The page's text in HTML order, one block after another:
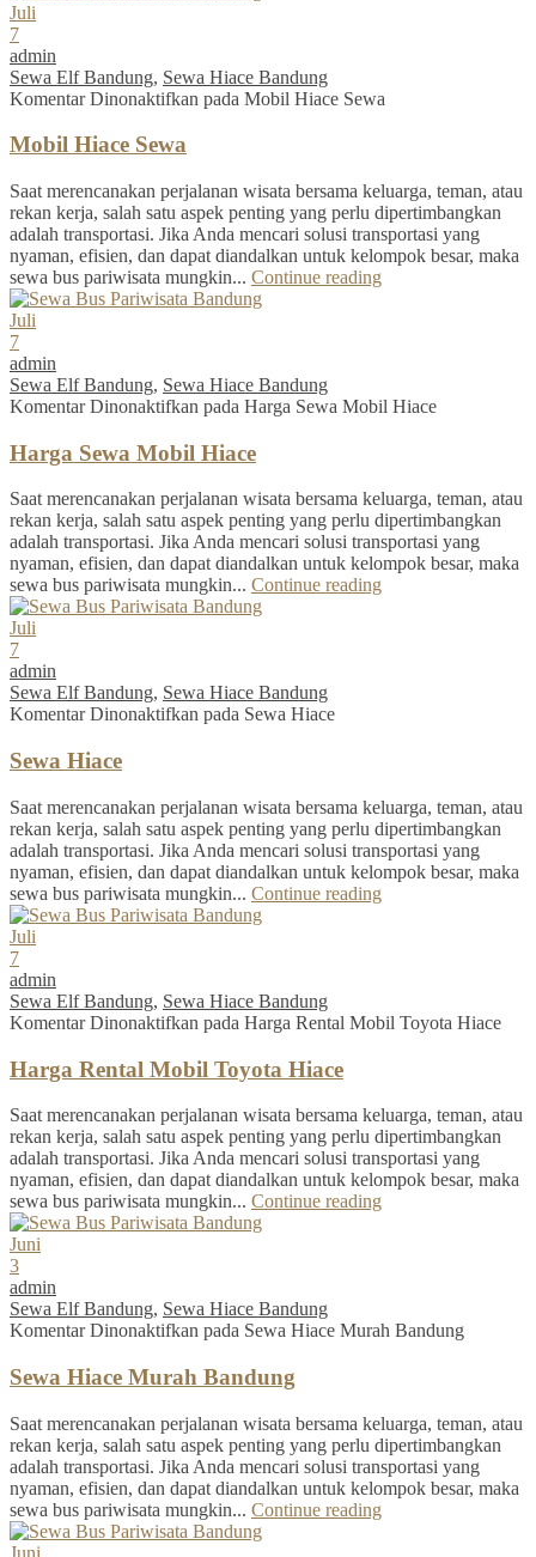
Juli
7
admin
Sewa Elf Bandung, Sewa Hiace Bandung
Komentar Dinonaktifkan pada Mobil Hiace Sewa
Mobil Hiace Sewa
Saat merencanakan perjalanan wisata bersama keluarga, teman, atau
rekan kerja, salah satu aspek penting yang perlu dipertimbangkan
adalah transportasi. Jika Anda mencari solusi transportasi yang
nyaman, efisien, dan dapat diandalkan untuk kelompok besar, maka
sewa bus pariwisata mungkin... Continue reading
Juli
7
admin
Sewa Elf Bandung, Sewa Hiace Bandung
Komentar Dinonaktifkan pada Harga Sewa Mobil Hiace
Harga Sewa Mobil Hiace
Saat merencanakan perjalanan wisata bersama keluarga, teman, atau
rekan kerja, salah satu aspek penting yang perlu dipertimbangkan
adalah transportasi. Jika Anda mencari solusi transportasi yang
nyaman, efisien, dan dapat diandalkan untuk kelompok besar, maka
sewa bus pariwisata mungkin... Continue reading
Juli
7
admin
Sewa Elf Bandung, Sewa Hiace Bandung
Komentar Dinonaktifkan pada Sewa Hiace
Sewa Hiace
Saat merencanakan perjalanan wisata bersama keluarga, teman, atau
rekan kerja, salah satu aspek penting yang perlu dipertimbangkan
adalah transportasi. Jika Anda mencari solusi transportasi yang
nyaman, efisien, dan dapat diandalkan untuk kelompok besar, maka
sewa bus pariwisata mungkin... Continue reading
Juli
7
admin
Sewa Elf Bandung, Sewa Hiace Bandung
Komentar Dinonaktifkan pada Harga Rental Mobil Toyota Hiace
Harga Rental Mobil Toyota Hiace
Saat merencanakan perjalanan wisata bersama keluarga, teman, atau
rekan kerja, salah satu aspek penting yang perlu dipertimbangkan
adalah transportasi. Jika Anda mencari solusi transportasi yang
nyaman, efisien, dan dapat diandalkan untuk kelompok besar, maka
sewa bus pariwisata mungkin... Continue reading
Juni
3
admin
Sewa Elf Bandung, Sewa Hiace Bandung
Komentar Dinonaktifkan pada Sewa Hiace Murah Bandung
Sewa Hiace Murah Bandung
Saat merencanakan perjalanan wisata bersama keluarga, teman, atau
rekan kerja, salah satu aspek penting yang perlu dipertimbangkan
adalah transportasi. Jika Anda mencari solusi transportasi yang
nyaman, efisien, dan dapat diandalkan untuk kelompok besar, maka
sewa bus pariwisata mungkin... Continue reading
Juni